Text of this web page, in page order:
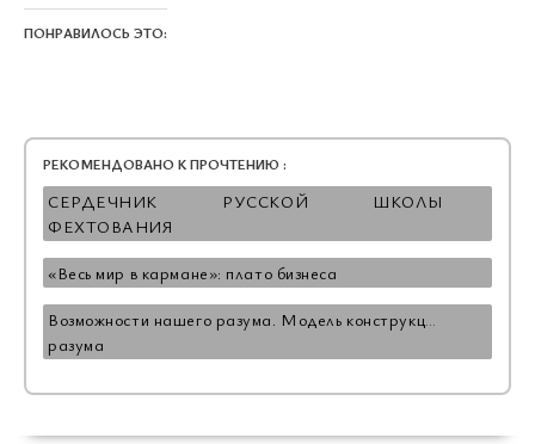
ПОНРАВИЛОСЬ ЭТО:
РЕКОМЕНДОВАНО К ПРОЧТЕНИЮ :
СЕРДЕЧНИК РУССКОЙ ШКОЛЫ
ФЕХТОВАНИЯ
«Весь мир в кармане»: плато бизнеса
Возможности нашего разума. Модель конструкции
разума